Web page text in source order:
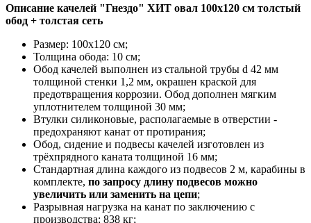
Описание качелей "Гнездо" ХИТ овал 100x120 см толстый
обод + толстая сеть
Размер: 100x120 см;
Толщина обода: 10 см;
Обод качелей выполнен из стальной трубы d 42 мм
толщиной стенки 1,2 мм, окрашен краской для
предотвращения коррозии. Обод дополнен мягким
уплотнителем толщиной 30 мм;
Втулки силиконовые, располагаемые в отверстии -
предохраняют канат от протирания;
Обод, сидение и подвесы качелей изготовлен из
трёхпрядного каната толщиной 16 мм;
Стандартная длина каждого из подвесов 2 м, карабины в
комплекте, по запросу длину подвесов можно
увеличить или заменить на цепи;
Разрывная нагрузка на канат по заключению с
производства: 838 кг;